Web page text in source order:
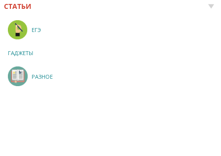
СТАТЬИ
ЕГЭ
ГАДЖЕТЫ
РАЗНОЕ